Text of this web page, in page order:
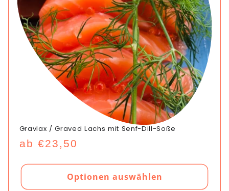
Gravlax / Graved Lachs mit Senf-Dill-Soße
Normaler
ab €23,50
Optionen auswählen